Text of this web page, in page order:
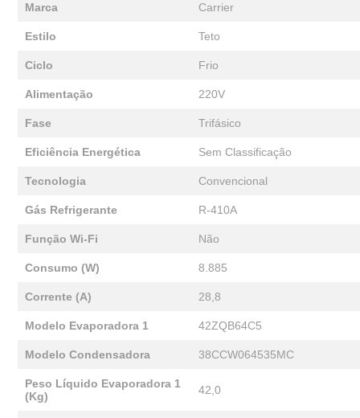
Marca Carrier
Estilo Teto
Ciclo Frio
Alimentação 220V
Fase Trifásico
Eficiência Energética Sem Classificação
Tecnologia Convencional
Gás Refrigerante R-410A
Função Wi-Fi Não
Consumo (W) 8.885
Corrente (A) 28,8
Modelo Evaporadora 1 42ZQB64C5
Modelo Condensadora 38CCW064535MC
Peso Líquido Evaporadora 1
(Kg)
42,0